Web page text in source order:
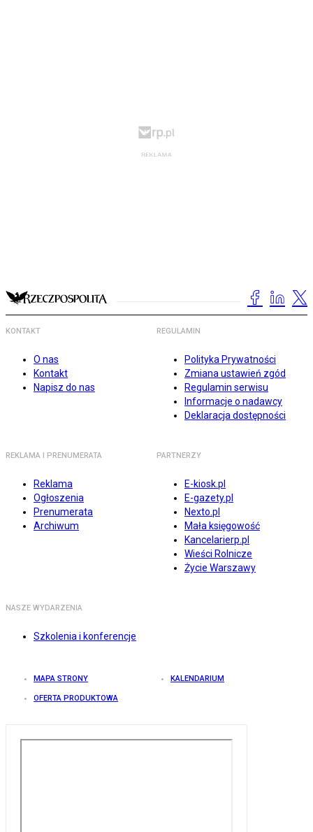
KONTAKT
O nas
Kontakt
Napisz do nas
REGULAMIN
Polityka Prywatności
Zmiana ustawień zgód
Regulamin serwisu
Informacje o nadawcy
Deklaracja dostępności
REKLAMA I PRENUMERATA
Reklama
Ogłoszenia
Prenumerata
Archiwum
PARTNERZY
E-kiosk.pl
E-gazety.pl
Nexto.pl
Mała księgowość
Kancelarierp.pl
Wieści Rolnicze
Życie Warszawy
NASZE WYDARZENIA
Szkolenia i konferencje
MAPA STRONY KALENDARIUM
OFERTA PRODUKTOWA